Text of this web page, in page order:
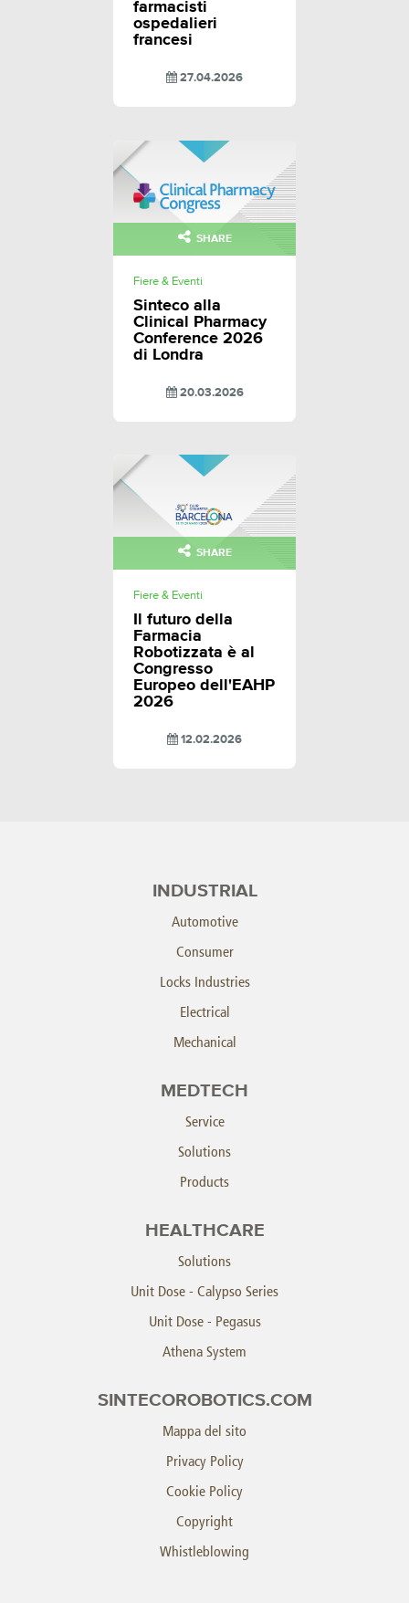
farmacisti
ospedalieri
francesi
27.04.2026
SHARE
Fiere & Eventi
Sinteco alla
Clinical Pharmacy
Conference 2026
di Londra
20.03.2026
SHARE
Fiere & Eventi
Il futuro della
Farmacia
Robotizzata è al
Congresso
Europeo dell'EAHP
2026
12.02.2026
INDUSTRIAL
Automotive
Consumer
Locks Industries
Electrical
Mechanical
MEDTECH
Service
Solutions
Products
HEALTHCARE
Solutions
Unit Dose - Calypso Series
Unit Dose - Pegasus
Athena System
SINTECOROBOTICS.COM
Mappa del sito
Privacy Policy
Cookie Policy
Copyright
Whistleblowing